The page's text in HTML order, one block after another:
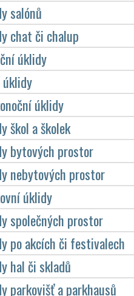
salónů
chat či chalup
úklidy
úklidy
škol a školek
bytových prostor
nebytových prostor
úklidy
společných prostor
po akcích či festivalech
hal či skladů
parkovišť a parkhausů